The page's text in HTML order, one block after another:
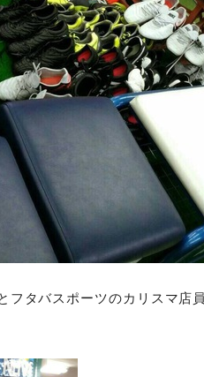
フタバスポーツのカリスマ店